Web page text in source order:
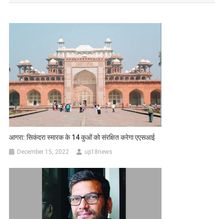
आगरा: सिकंदरा स्मारक के 14 कुओं को संरक्षित करेगा एएसआई
December 15, 2022 up18news